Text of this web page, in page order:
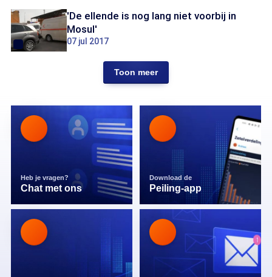
'De ellende is nog lang niet voorbij in
Mosul'
07 jul 2017
Toon meer
Heb je vragen?
Chat met ons
Download de
Peiling-app